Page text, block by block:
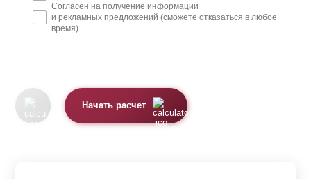
Согласен на получение информации
и рекламных предложений (сможете отказаться в любое
время)
Начать расчет